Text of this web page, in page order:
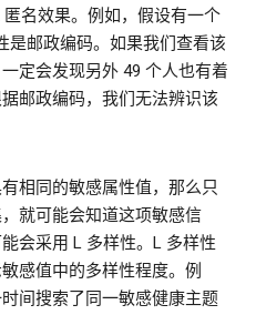
名效果。例如，假设有一个
是邮政编码。如果我们查看该
定会发现另外 49 个人也有着
邮政编码，我们无法辨识该
相同的敏感属性值，那么只
就可能会知道这项敏感信
会采用 L 多样性。L 多样性
感值中的多样性程度。例
间搜索了同一敏感健康主题